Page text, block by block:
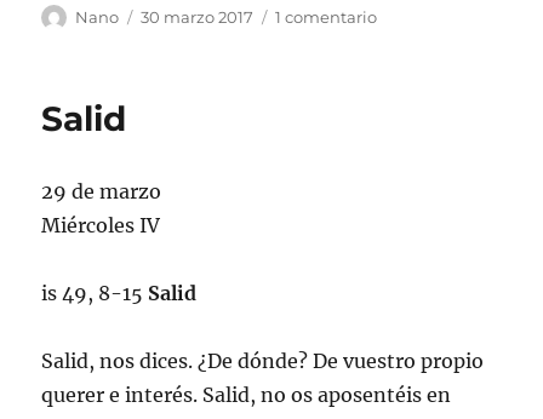
Autor
Nano
Publicado
30 marzo 2017 1 comentarioen
Salid
29 de marzo
Miércoles IV
is 49, 8-15 Salid
Salid, nos dices. ¿De dónde? De vuestro propio
querer e interés. Salid, no os aposentéis en